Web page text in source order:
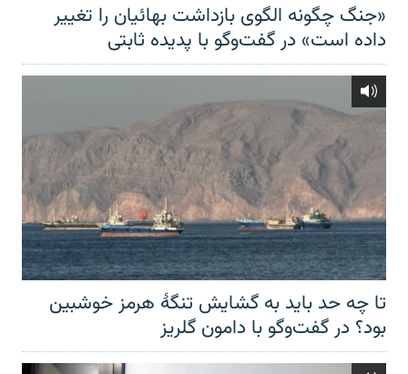
«جنگ چگونه الگوی بازداشت بهائیان را تغییر
داده است» در گفت‌وگو با پدیده ثابتی
تا چه حد باید به گشایش تنگهٔ هرمز خوشبین
بود؟ در گفت‌وگو با دامون گلریز